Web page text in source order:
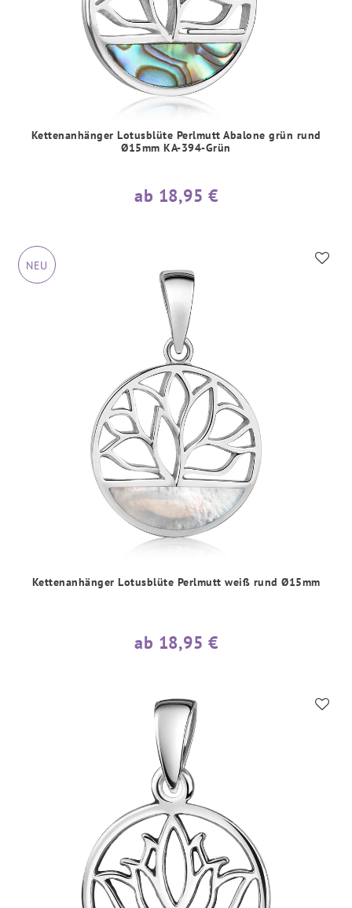
Kettenanhänger Lotusblüte Perlmutt Abalone grün rund
Ø15mm KA-394-Grün
ab 18,95 €
NEU
Kettenanhänger Lotusblüte Perlmutt weiß rund Ø15mm
ab 18,95 €